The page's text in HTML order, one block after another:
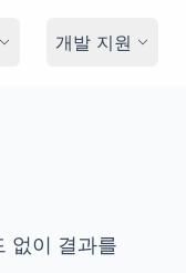
개발 지원
없이 결과를